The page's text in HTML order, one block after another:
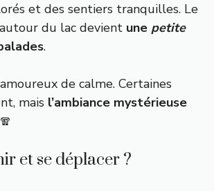
et des sentiers tranquilles. Le
du lac devient une petite
.
de calme. Certaines
mais l’ambiance mystérieuse
🧣
et se déplacer ?